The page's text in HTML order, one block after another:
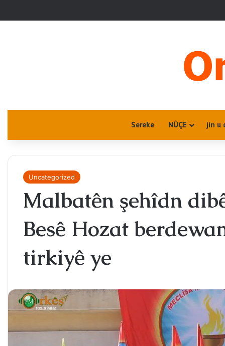
Sereke NÛÇE jin u
Uncategorized
Malbatên şehîdn
Besê Hozat
tirkiyê ye